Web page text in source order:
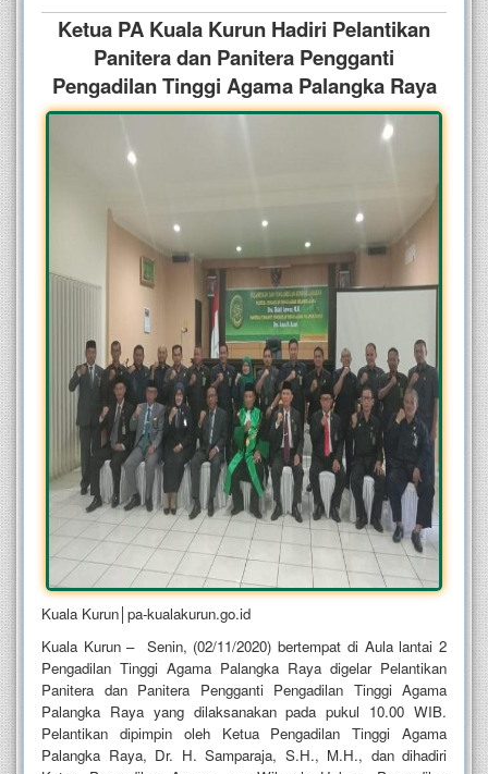
Ketua PA Kuala Kurun Hadiri Pelantikan
Panitera dan Panitera Pengganti
Pengadilan Tinggi Agama Palangka Raya
Kuala Kurun│pa-kualakurun.go.id
Kuala Kurun – Senin, (02/11/2020) bertempat di Aula lantai 2
Pengadilan Tinggi Agama Palangka Raya digelar Pelantikan
Panitera dan Panitera Pengganti Pengadilan Tinggi Agama
Palangka Raya yang dilaksanakan pada pukul 10.00 WIB.
Pelantikan dipimpin oleh Ketua Pengadilan Tinggi Agama
Palangka Raya, Dr. H. Samparaja, S.H., M.H., dan dihadiri
Kurun
Hadiri
Pelantikan
Panitera
dan
Panitera